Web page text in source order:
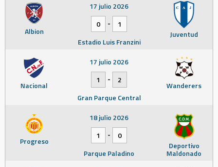
Albion Juventud
17 julio 2026
0
-
1
Estadio Luis Franzini
Nacional Wanderers
17 julio 2026
1
-
2
Gran Parque Central
Progreso Deportivo
Maldonado
18 julio 2026
1
-
0
Parque Paladino